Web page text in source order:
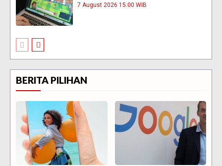
7 August 2026 15:00 WIB
BERITA PILIHAN